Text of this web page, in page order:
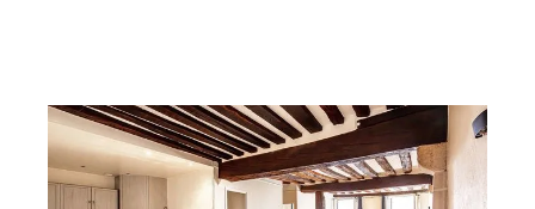
PARIS 75005
70,09 m2, 2 pièces
Ref : 31501